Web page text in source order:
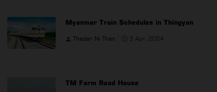
Myanmar Train Schedules in Thingyan
Thadar Ni Than 3 Apr, 2024
TM Farm Road House